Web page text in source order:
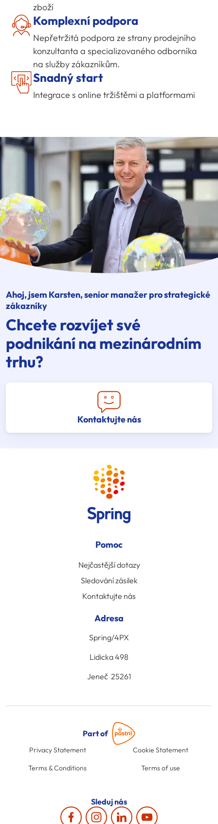
zboží
Komplexní podpora
Nepřetržitá podpora ze strany prodejního
konzultanta a specializovaného odborníka
na služby zákazníkům.
Snadný start
Integrace s online tržištěmi a platformami
Ahoj, jsem Karsten, senior manažer pro strategické
zákazníky
Chcete rozvíjet své
podnikání na mezinárodním
trhu?
Kontaktujte nás
Pomoc
Nejčastější dotazy
Sledování zásilek
Kontaktujte nás
Adresa
Spring/4PX
Lidicka 498
Jeneč 25261
Part of
Privacy Statement Cookie Statement
Terms & Conditions Terms of use
Sleduj nás